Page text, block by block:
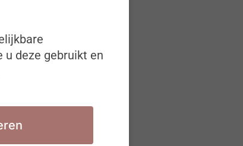
u deze gebruikt en